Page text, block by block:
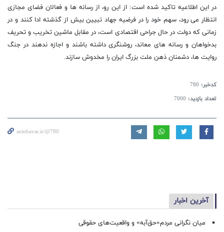
در این اطلاعیه تاکید شده است: از این رو، از رسانه ها و فعالان فضای مجازی
انتظار می رود، سهم خود را در فرضیه جهاد تبیین بیش از گذشته ادا کنند و در
زمانی که دولت در حال جراحی اقتصادی است، در مقابل ماشین تخریب و تحریف
بدخواهان و رسانه های معاند، روشنگری داشته باشند و اجازه ندهند در جنگ
روایت ها، دشمنان ذهن ملت بزرگ ایران را مخدوش سازند.
کدخبر: 780
تعداد بازدید: 7000
aeinbavar.ir/@780
آخرین اخبار
میان نگرانی مردم«حق‌آبه» و واقعیت‌های حقوقی